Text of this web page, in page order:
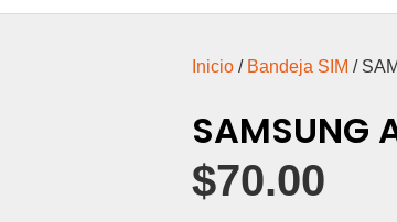
Inicio/ Bandeja SIM /
SAMSUNG
$70.00